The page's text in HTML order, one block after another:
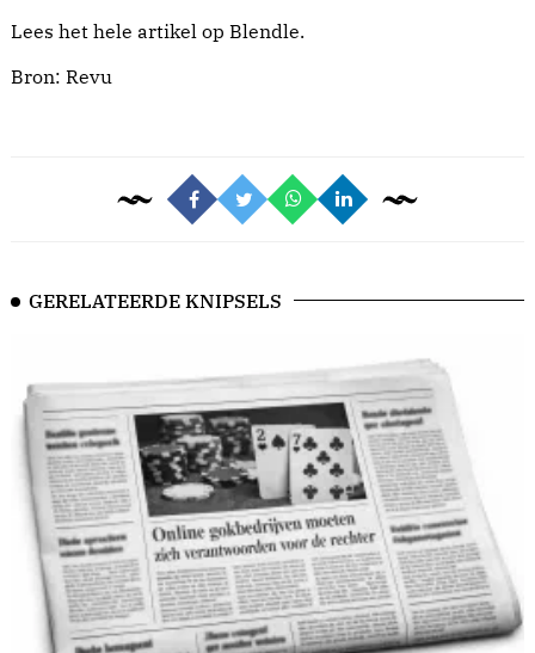
Lees het hele artikel op Blendle.
Bron: Revu
GERELATEERDE KNIPSELS